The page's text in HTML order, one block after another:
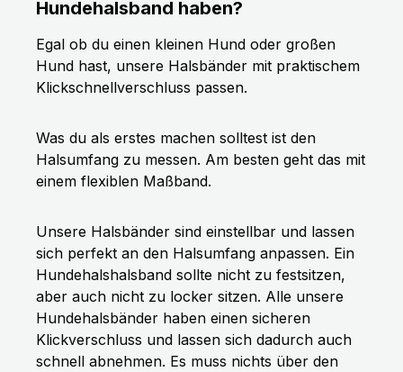
Hundehalsband haben?
Egal ob du einen kleinen Hund oder großen
Hund hast, unsere Halsbänder mit praktischem
Klickschnellverschluss passen.
Was du als erstes machen solltest ist den
Halsumfang zu messen. Am besten geht das mit
einem flexiblen Maßband.
Unsere Halsbänder sind einstellbar und lassen
sich perfekt an den Halsumfang anpassen. Ein
Hundehalshalsband sollte nicht zu festsitzen,
aber auch nicht zu locker sitzen. Alle unsere
Hundehalsbänder haben einen sicheren
Klickverschluss und lassen sich dadurch auch
schnell abnehmen. Es muss nichts über den